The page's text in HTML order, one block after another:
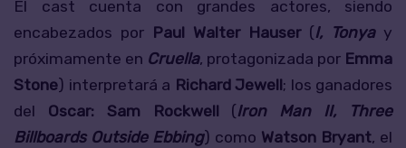
El cast cuenta con grandes actores, siendo
encabezados por
Paul Walter Hauser ( I, Tonyay
próximamente en Cruella, protagonizada por Emma
Stone) interpretará a Richard Jewell ; los ganadores
del Oscar: Sam Rockwell ( Iron Man II, Three
Billboards Outside Ebbing) como Watson Bryant, el